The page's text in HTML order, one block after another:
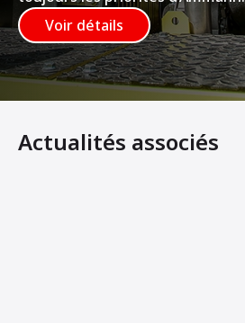
Voir détails
Actualités associés